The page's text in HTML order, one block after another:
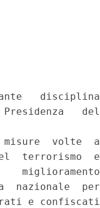
disciplina
del
volte  a
terrorismo  e
miglioramento
nazionale  per
e confiscati